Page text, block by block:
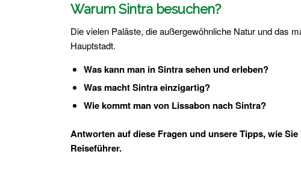
Warum Sintra besuchen?
Die vielen Paläste, die außergewöhnliche Natur und das
Hauptstadt.
Was kann man in Sintra sehen und erleben?
Was macht Sintra einzigartig?
Wie kommt man von Lissabon nach Sintra?
Antworten auf diese Fragen und unsere Tipps, wie
Reiseführer.